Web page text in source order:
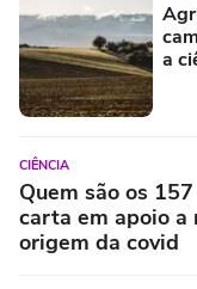
a
CIÊNCIA
Quem são os
carta em apoio a
origem da covid